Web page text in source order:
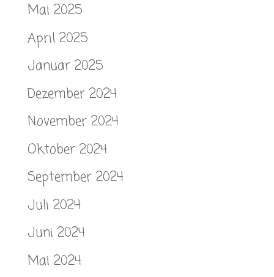
Mai 2025
April 2025
Januar 2025
Dezember 2024
November 2024
Oktober 2024
September 2024
Juli 2024
Juni 2024
Mai 2024